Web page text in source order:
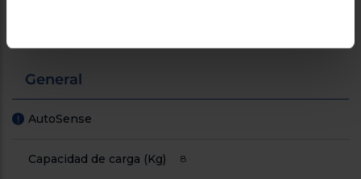
General
! AutoSense
Capacidad de carga (Kg) 8